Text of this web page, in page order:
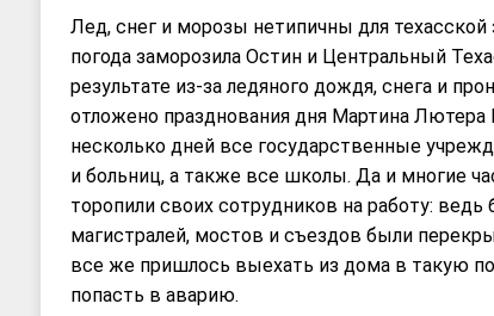
Лед, снег и морозы нетипичны для
погода заморозилa Остин и Центральный
результате из-за ледяного дождя, снега и
отложено празднования дня Мартина Лютера
несколько дней все государственные
и больниц, а также все школы. Да и многие
торопили своих сотрудников на работу:
магистралей, мостов и съездов были
все же пришлось выехать из дома в такую
попасть в аварию.